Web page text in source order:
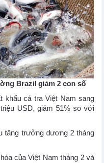
Brazil giảm 2 con số
khẩu cá tra Việt Nam sang
USD, giảm 51% so với
tăng trưởng dương 2 tháng
của Việt Nam tháng 2 và